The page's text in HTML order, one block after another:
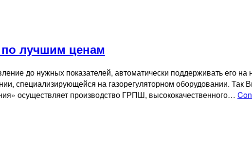
лучшим ценам
до нужных показателей, автоматически поддерживать его на
специализирующейся на газорегуляторном оборудовании. Так
осуществляет производство ГРПШ, высококачественного…